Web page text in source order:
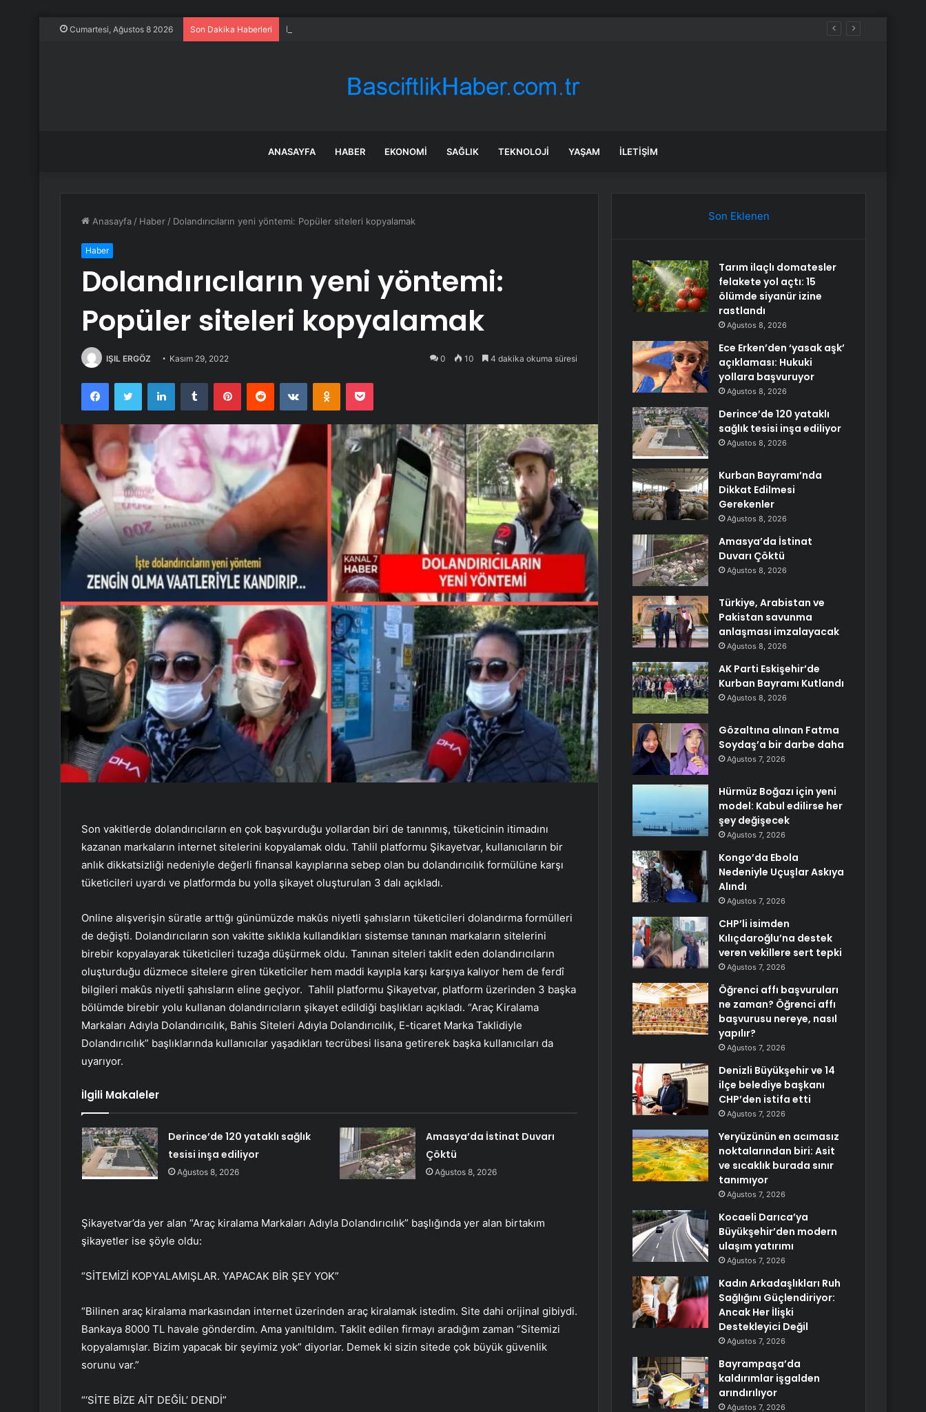
Cumartesi, Ağustos 8 2026 Son Dakika Haberleri Ece Erken’den ‘yasak aşk’ açıklaması: Hukuki yollara başvuruyor
ANASAYFA HABER EKONOMI SAĞLIK TEKNOLOJI YAŞAM İLETIŞIM
Anasayfa / Haber / Dolandırıcıların yeni yöntemi: Popüler siteleri kopyalamak
Haber
Dolandırıcıların yeni yöntemi:
Popüler siteleri kopyalamak
IŞIL ERGÖZ Kasım 29, 2022 0 10 4 dakika okuma süresi
FacebookTwitter LinkedInTumblr PinterestReddit VKontakteOdnoklassniki
Pocket
Son vakitlerde dolandırıcıların en çok başvurduğu yollardan biri de tanınmış, tüketicinin itimadını
kazanan markaların internet sitelerini kopyalamak oldu. Tahlil platformu Şikayetvar, kullanıcıların bir
anlık dikkatsizliği nedeniyle değerli finansal kayıplarına sebep olan bu dolandırıcılık formülüne karşı
tüketicileri uyardı ve platformda bu yolla şikayet oluşturulan 3 dalı açıkladı.
Online alışverişin süratle arttığı günümüzde makûs niyetli şahısların tüketicileri dolandırma formülleri
de değişti. Dolandırıcıların son vakitte sıklıkla kullandıkları sistemse tanınan markaların sitelerini
birebir kopyalayarak tüketicileri tuzağa düşürmek oldu. Tanınan siteleri taklit eden dolandırıcıların
oluşturduğu düzmece sitelere giren tüketiciler hem maddi kayıpla karşı karşıya kalıyor hem de ferdî
bilgileri makûs niyetli şahısların eline geçiyor. Tahlil platformu Şikayetvar, platform üzerinden 3 başka
bölümde birebir yolu kullanan dolandırıcıların şikayet edildiği başlıkları açıkladı. “Araç Kiralama
Markaları Adıyla Dolandırıcılık, Bahis Siteleri Adıyla Dolandırıcılık, E-ticaret Marka Taklidiyle
Dolandırıcılık” başlıklarında kullanıcılar yaşadıkları tecrübesi lisana getirerek başka kullanıcıları da
uyarıyor.
İlgili Makaleler
Derince’de 120 yataklı sağlık
tesisi inşa ediliyor
Ağustos 8, 2026
Amasya’da İstinat Duvarı
Çöktü
Ağustos 8, 2026
Şikayetvar’da yer alan “Araç kiralama Markaları Adıyla Dolandırıcılık” başlığında yer alan birtakım
şikayetler ise şöyle oldu:
“SİTEMİZİ KOPYALAMIŞLAR. YAPACAK BİR ŞEY YOK”
“Bilinen araç kiralama markasından internet üzerinden araç kiralamak istedim. Site dahi orijinal gibiydi.
Bankaya 8000 TL havale gönderdim. Ama yanıltıldım. Taklit edilen firmayı aradığım zaman “Sitemizi
kopyalamışlar. Bizim yapacak bir şeyimiz yok” diyorlar. Demek ki sizin sitede çok büyük güvenlik
sorunu var.”
“‘SİTE BİZE AİT DEĞİL’ DENDİ”
Son Eklenen
Tarım ilaçlı domatesler
felakete yol açtı: 15
ölümde siyanür izine
rastlandı
Ağustos 8, 2026
Ece Erken’den ‘yasak aşk’
açıklaması: Hukuki
yollara başvuruyor
Ağustos 8, 2026
Derince’de 120 yataklı
sağlık tesisi inşa ediliyor
Ağustos 8, 2026
Kurban Bayramı’nda
Dikkat Edilmesi
Gerekenler
Ağustos 8, 2026
Amasya’da İstinat
Duvarı Çöktü
Ağustos 8, 2026
Türkiye, Arabistan ve
Pakistan savunma
anlaşması imzalayacak
Ağustos 8, 2026
AK Parti Eskişehir’de
Kurban Bayramı Kutlandı
Ağustos 8, 2026
Gözaltına alınan Fatma
Soydaş’a bir darbe daha
Ağustos 7, 2026
Hürmüz Boğazı için yeni
model: Kabul edilirse her
şey değişecek
Ağustos 7, 2026
Kongo’da Ebola
Nedeniyle Uçuşlar Askıya
Alındı
Ağustos 7, 2026
CHP’li isimden
Kılıçdaroğlu’na destek
veren vekillere sert tepki
Ağustos 7, 2026
Öğrenci affı başvuruları
ne zaman? Öğrenci affı
başvurusu nereye, nasıl
yapılır?
Ağustos 7, 2026
Denizli Büyükşehir ve 14
ilçe belediye başkanı
CHP’den istifa etti
Ağustos 7, 2026
Yeryüzünün en acımasız
noktalarından biri: Asit
ve sıcaklık burada sınır
tanımıyor
Ağustos 7, 2026
Kocaeli Darıca’ya
Büyükşehir’den modern
ulaşım yatırımı
Ağustos 7, 2026
Kadın Arkadaşlıkları Ruh
Sağlığını Güçlendiriyor:
Ancak Her İlişki
Destekleyici Değil
Ağustos 7, 2026
Bayrampaşa’da
kaldırımlar işgalden
arındırılıyor
Ağustos 7, 2026